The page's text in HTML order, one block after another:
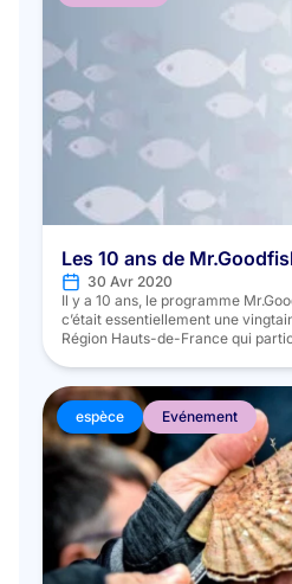
de […]
Les 10 ans de
30 Avr 2020
Il y a 10 ans, le programme
c’était essentiellement une
Région Hauts-de-France qui
pêcheurs, les transformateurs, les
entrepôts METRO Cash&Carry,
espèce Evénement